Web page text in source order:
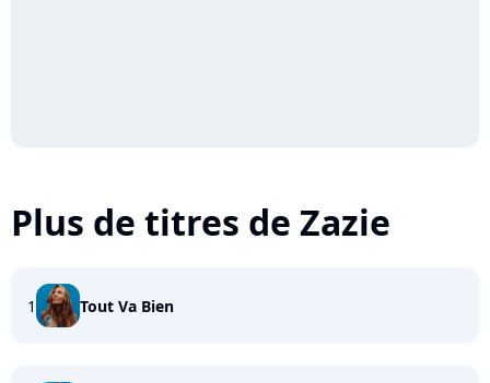
Plus de titres de Zazie
1 Tout Va Bien